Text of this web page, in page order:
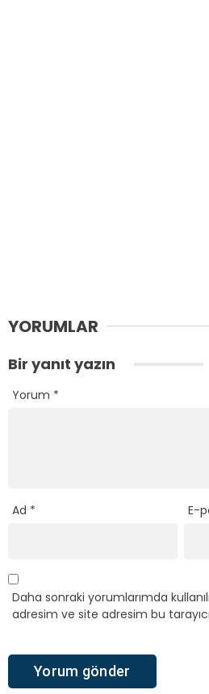
YORUMLAR
Bir yanıt yazın
Yorum *
Ad * E-
Daha sonraki yorumlarımda
adresim ve site adresim bu